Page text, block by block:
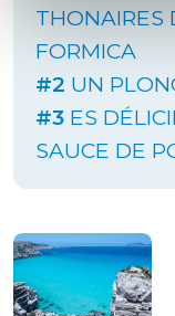
THONAIRES
FORMICA
#2 UN
#3 ES
SAUCE DE